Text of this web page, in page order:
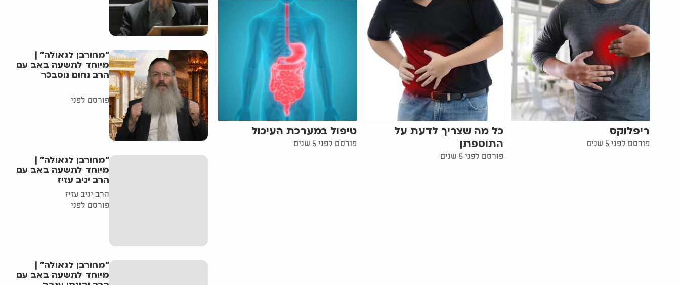
ריפלוקס
פורסם לפני 5 שנים
כל מה שצריך לדעת על
התוספתן
פורסם לפני 5 שנים
טיפול במערכת העיכול
פורסם לפני 5 שנים
"מחורבן לגאולה" |
מיוחד לתשעה באב עם
הרב נחום נוסבכר
פורסם לפני
"מחורבן לגאולה" |
מיוחד לתשעה באב עם
הרב יניב עזיז
הרב יניב עזיז
פורסם לפני
"מחורבן לגאולה" |
מיוחד לתשעה באב עם